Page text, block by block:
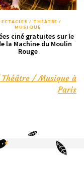
/ THÉÂTRE /
MUSIQUE
ciné gratuites sur le
la Machine du Moulin
Rouge
Théâtre / Musique à
Paris